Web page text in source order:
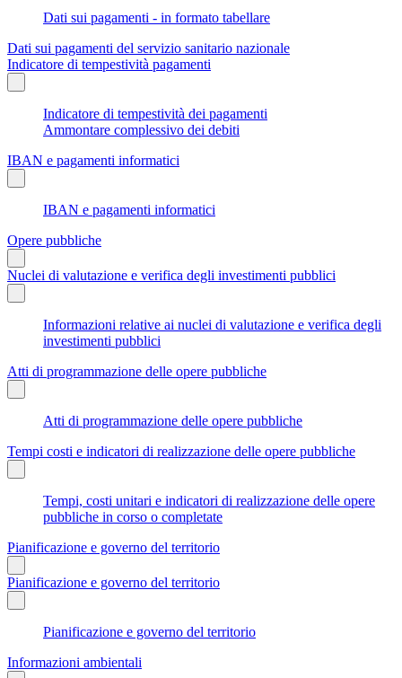
Dati sui pagamenti - in formato tabellare
Dati sui pagamenti del servizio sanitario nazionale
Indicatore di tempestività pagamenti
Indicatore di tempestività dei pagamenti
Ammontare complessivo dei debiti
IBAN e pagamenti informatici
IBAN e pagamenti informatici
Opere pubbliche
Nuclei di valutazione e verifica degli investimenti pubblici
Informazioni relative ai nuclei di valutazione e verifica degli
investimenti pubblici
Atti di programmazione delle opere pubbliche
Atti di programmazione delle opere pubbliche
Tempi costi e indicatori di realizzazione delle opere pubbliche
Tempi, costi unitari e indicatori di realizzazione delle opere
pubbliche in corso o completate
Pianificazione e governo del territorio
Pianificazione e governo del territorio
Pianificazione e governo del territorio
Informazioni ambientali